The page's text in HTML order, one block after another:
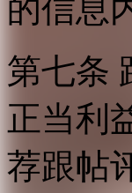
的信息
第七条
正当利
荐跟帖